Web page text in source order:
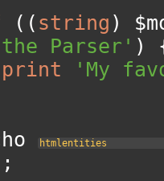
(( string )
Parser' )
print
'My
htmlentities